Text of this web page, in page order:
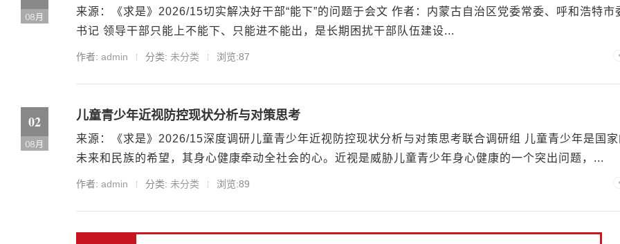
08月
来源：《求是》2026/15切实解决好干部“能下”的问题于会文 作者：内蒙古自治区党委常委、呼和浩特市
书记 领导干部只能上不能下、只能进不能出，是长期困扰干部队伍建设...
作者: admin 分类: 未分类 浏览:87
02
08月
儿童青少年近视防控现状分析与对策思考
来源：《求是》2026/15深度调研儿童青少年近视防控现状分析与对策思考联合调研组 儿童青少年是国
未来和民族的希望，其身心健康牵动全社会的心。近视是威胁儿童青少年身心健康的一个突出问题，...
作者: admin 分类: 未分类 浏览:89